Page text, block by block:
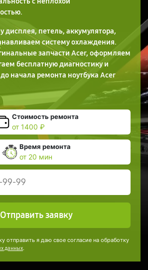
дисплея, петель, аккумулятора,
систему охлаждения.
запчасти Acer, оформляем
бесплатную диагностику и
начала ремонта ноутбука Acer
Стоимость ремонта
от 1400 ₽
Время ремонта
от 20 мин
Отправить заявку
отправить я даю свое согласие на обработку
данных.